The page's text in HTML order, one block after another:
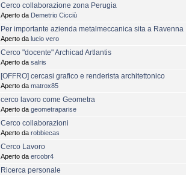
Cerco collaborazione zona Perugia
Aperto da Demetrio Cicciù
Per importante azienda metalmeccanica sita a Ravenna
Aperto da lucio vero
Cerco "docente" Archicad Artlantis
Aperto da salris
[OFFRO] cercasi grafico e renderista architettonico
Aperto da matrox85
cerco lavoro come Geometra
Aperto da geometraparise
Cerco collaborazioni
Aperto da robbiecas
Cerco Lavoro
Aperto da ercobr4
Ricerca personale